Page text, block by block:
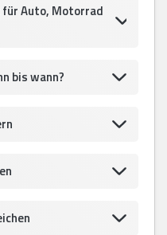
für Auto, Motorrad
bis wann?